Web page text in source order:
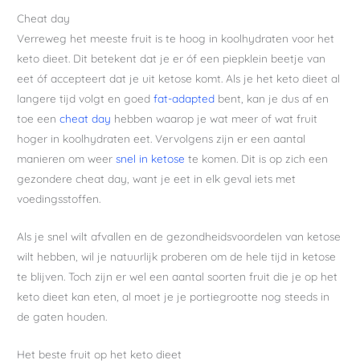
Cheat day
Verreweg het meeste fruit is te hoog in koolhydraten voor het
keto dieet. Dit betekent dat je er óf een piepklein beetje van
eet óf accepteert dat je uit ketose komt. Als je het keto dieet al
langere tijd volgt en goedfat-adapted bent, kan je dus af en
toe eencheat day hebben waarop je wat meer of wat fruit
hoger in koolhydraten eet. Vervolgens zijn er een aantal
manieren om weersnel in ketose te komen. Dit is op zich een
gezondere cheat day, want je eet in elk geval iets met
voedingsstoffen.
Als je snel wilt afvallen en de gezondheidsvoordelen van ketose
wilt hebben, wil je natuurlijk proberen om de hele tijd in ketose
te blijven. Toch zijn er wel een aantal soorten fruit die je op het
keto dieet kan eten, al moet je je portiegrootte nog steeds in
de gaten houden.
Het beste fruit op het keto dieet